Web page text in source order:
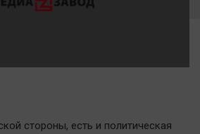
стороны, есть и политическая